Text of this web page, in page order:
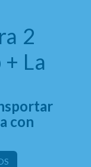
2
La
con